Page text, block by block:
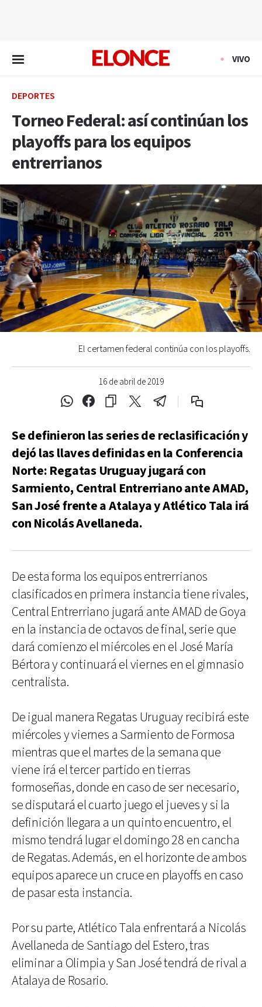
VIVO
DEPORTES
Torneo Federal: así continúan los
playoffs para los equipos
entrerrianos
16 de abril de 2019
El certamen federal continúa con los playoffs.
Se definieron las series de reclasificación y
dejó las llaves definidas en la Conferencia
Norte: Regatas Uruguay jugará con
Sarmiento, Central Entrerriano ante AMAD,
San José frente a Atalaya y Atlético Tala irá
con Nicolás Avellaneda.
De esta forma los equipos entrerrianos
clasificados en primera instancia tiene rivales,
Central Entrerriano jugará ante AMAD de Goya
en la instancia de octavos de final, serie que
dará comienzo el miércoles en el José María
Bértora y continuará el viernes en el gimnasio
centralista.
De igual manera Regatas Uruguay recibirá este
miércoles y viernes a Sarmiento de Formosa
mientras que el martes de la semana que
viene irá el tercer partido en tierras
formoseñas, donde en caso de ser necesario,
se disputará el cuarto juego el jueves y si la
definición llegara a un quinto encuentro, el
mismo tendrá lugar el domingo 28 en cancha
de Regatas. Además, en el horizonte de ambos
equipos aparece un cruce en playoffs en caso
de pasar esta instancia.
Por su parte, Atlético Tala enfrentará a Nicolás
Avellaneda de Santiago del Estero, tras
eliminar a Olimpia y San José tendrá de rival a
Atalaya de Rosario.